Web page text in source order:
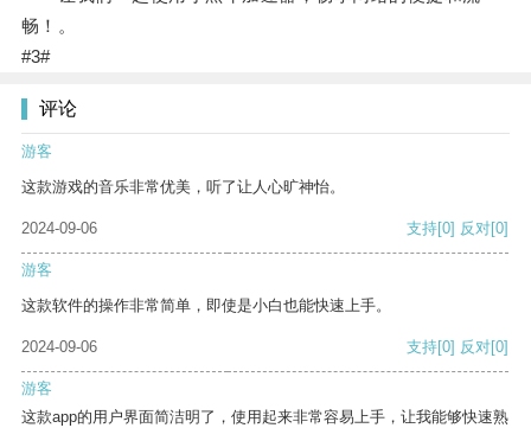
畅！。
#3#
评论
游客
这款游戏的音乐非常优美，听了让人心旷神怡。
2024-09-06 支持[0] 反对[0]
游客
这款软件的操作非常简单，即使是小白也能快速上手。
2024-09-06 支持[0] 反对[0]
游客
这款app的用户界面简洁明了，使用起来非常容易上手，让我能够快速熟